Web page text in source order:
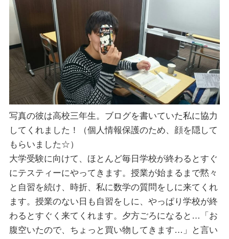
写真の彼は高校三年生。ブログを書いていた私に協力
してくれました！（個人情報保護のため、顔を隠して
もらいました☆）
大学受験に向けて、ほとんど毎日学校が終わるとすぐ
にテスティーにやってきます。授業が始まるまで黙々
と自習を続け、時折、私に数学の質問をしに来てくれ
ます。授業のない日も自習をしに、やっぱり学校が終
わるとすぐく来てくれます。夕方ごろになると…「お
腹空いたので、ちょっと買い物してきます…」と言い